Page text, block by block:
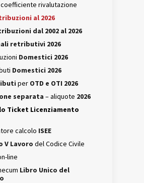
rivalutazione
al 2026
dal 2002 al 2026
retributivi 2026
Domestici 2026
Domestici 2026
per OTD e OTI 2026
separata – aliquote 2026
Ticket Licenziamento
calcolo ISEE
V Lavoro del Codice Civile
line
Libro Unico del